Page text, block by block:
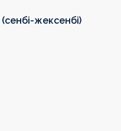
жексенбі)